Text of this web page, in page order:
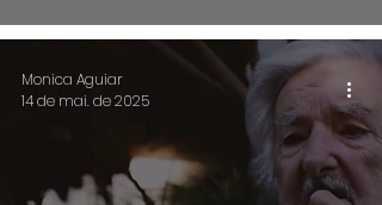
Monica Aguiar
14 de mai. de 2025